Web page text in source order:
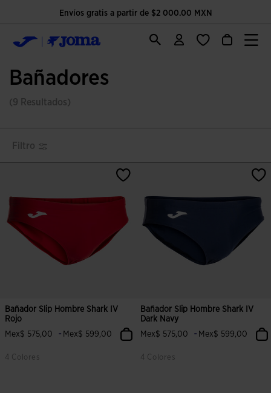
Envíos gratis a partir de $2 000.00 MXN
Bañadores
(9 Resultados)
Filtro
Bañador Slip Hombre Shark IV
Rojo
Mex$ 575,00
- Mex$ 599,00
4 Colores
Bañador Slip Hombre Shark IV
Dark Navy
Mex$ 575,00
- Mex$ 599,00
4 Colores